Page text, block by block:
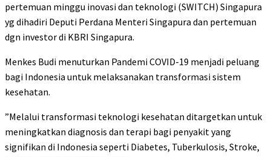
pertemuan minggu inovasi dan teknologi (SWITCH) Singapura
yg dihadiri Deputi Perdana Menteri Singapura dan pertemuan
dgn investor di KBRI Singapura.
Menkes Budi menuturkan Pandemi COVID-19 menjadi peluang
bagi Indonesia untuk melaksanakan transformasi sistem
kesehatan.
”Melalui transformasi teknologi kesehatan ditargetkan untuk
meningkatkan diagnosis dan terapi bagi penyakit yang
signifikan di Indonesia seperti Diabetes, Tuberkulosis, Stroke,